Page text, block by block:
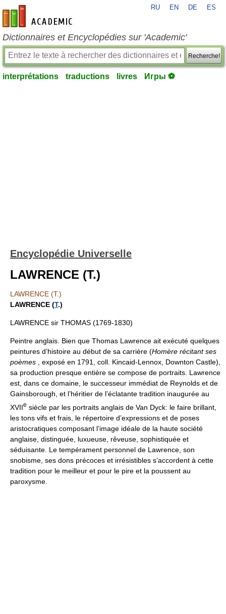
fr-academic.com
RU EN DE ES
Dictionnaires et Encyclopédies sur 'Academic'
Recherche!
interprétations traductions livres Игры ⚽
Encyclopédie Universelle
LAWRENCE (T.)
LAWRENCE (T.)
LAWRENCE (T.)
LAWRENCE sir THOMAS (1769-1830)
Peintre anglais. Bien que Thomas Lawrence ait exécuté quelques
peintures d’histoire au début de sa carrière (Homère récitant ses
poèmes , exposé en 1791, coll. Kincaid-Lennox, Downton Castle),
sa production presque entière se compose de portraits. Lawrence
est, dans ce domaine, le successeur immédiat de Reynolds et de
Gainsborough, et l’héritier de l’éclatante tradition inaugurée au
XVIIe siècle par les portraits anglais de Van Dyck: le faire brillant,
les tons vifs et frais, le répertoire d’expressions et de poses
aristocratiques composant l’image idéale de la haute société
anglaise, distinguée, luxueuse, rêveuse, sophistiquée et
séduisante. Le tempérament personnel de Lawrence, son
snobisme, ses dons précoces et irrésistibles s’accordent à cette
tradition pour le meilleur et pour le pire et la poussent au
paroxysme.